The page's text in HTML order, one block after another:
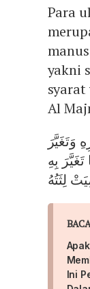
Para
yakni
Al
وَتَغَيَّرَ
بِهِ
لِثَتُهُ
Ini